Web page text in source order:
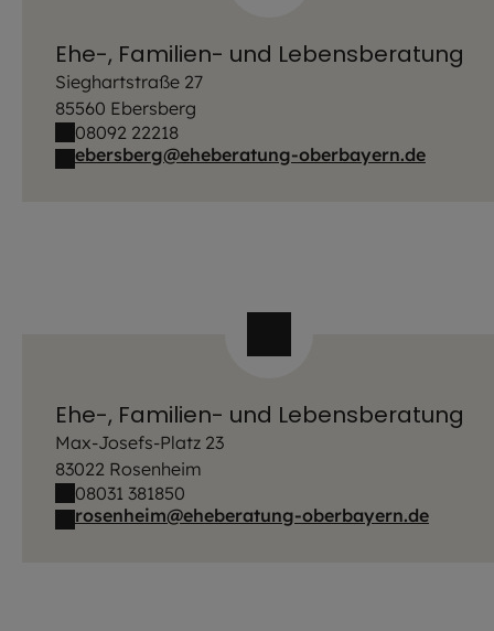
Ehe-, Familien- und Lebensberatung
Sieghartstraße 27
85560 Ebersberg
08092 22218
ebersberg@eheberatung-oberbayern.de
Ehe-, Familien- und Lebensberatung
Max-Josefs-Platz 23
83022 Rosenheim
08031 381850
rosenheim@eheberatung-oberbayern.de